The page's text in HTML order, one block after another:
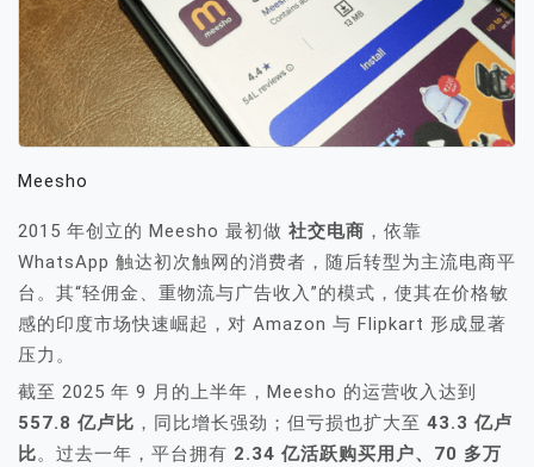
Meesho
2015 年创立的 Meesho 最初做 社交电商 ，依靠
WhatsApp 触达初次触网的消费者，随后转型为主流电商平
台。其“轻佣金、重物流与广告收入”的模式，使其在价格敏
感的印度市场快速崛起，对 Amazon 与 Flipkart 形成显著
压力。
截至 2025 年 9 月的上半年，Meesho 的运营收入达到
557.8 亿卢比 ，同比增长强劲；但亏损也扩大至 43.3 亿卢
比。过去一年，平台拥有 2.34 亿活跃购买用户、70 多万